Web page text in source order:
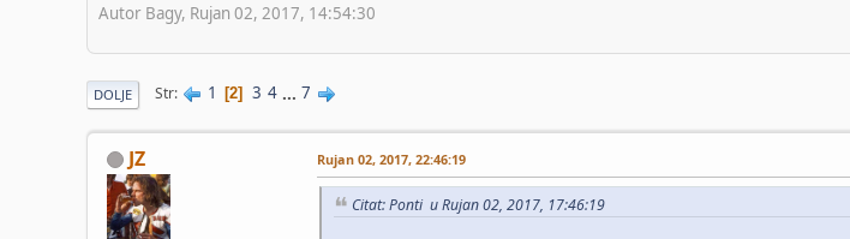
Autor Bagy, Rujan 02, 2017, 14:54:30
DOLJE Str 1 2 3 4 ... 7
JZ Rujan 02, 2017, 22:46:19
Citat: Ponti u Rujan 02, 2017, 17:46:19